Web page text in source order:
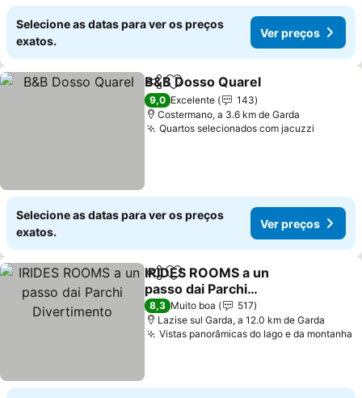
Selecione as datas para ver os preços
exatos.
Ver preços
PartilharAdicionar aos favoritos
B&B Dosso Quarel
9,0 Excelente
143
Costermano, a 3.6 km de Garda
Quartos selecionados com jacuzzi
Selecione as datas para ver os preços
exatos.
Ver preços
PartilharAdicionar aos favoritos
IRIDES ROOMS a un
passo dai Parchi
Divertimento
Ver preços
8,3 Muito boa
517
Lazise sul Garda, a 12.0 km de Garda
Vistas panorâmicas do lago e da montanha